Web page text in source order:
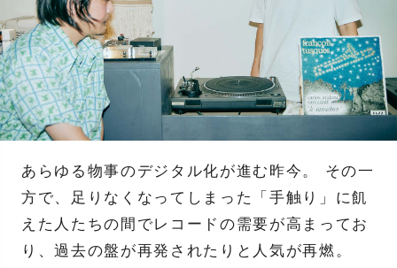
あらゆる物事のデジタル化が進む昨今。 その一
方で、足りなくなってしまった「手触り」に飢
えた人たちの間でレコードの需要が高まってお
り、過去の盤が再発されたりと人気が再燃。